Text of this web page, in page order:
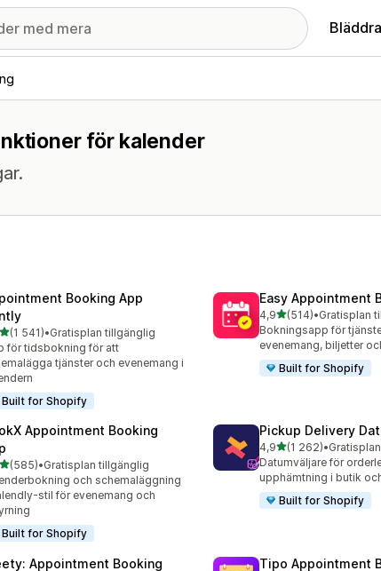
för kalender
Booking App
av 5 stjärnor
(1 541)
recensioner totalt
•Gratisplan tillgänglig
för tidsbokning för att
tjänster och evenemang i
Built for Shopify
Easy Appointment
4,9av 5 stjärnor
(514)
514 recensioner totalt
•Gratisplan
Bokningsapp för
evenemang, biljetter
Built for Shopify
Appointment Booking
av 5 stjärnor
(585)
recensioner totalt
•Gratisplan tillgänglig
och schemaläggning
stil för evenemang och
Built for Shopify
Pickup Delivery
4,9av 5 stjärnor
(1 262)
1262 recensioner totalt
•
Datumväljare för
upphämtning i butik
Built for Shopify
Appointment Booking
Tipo Appointment